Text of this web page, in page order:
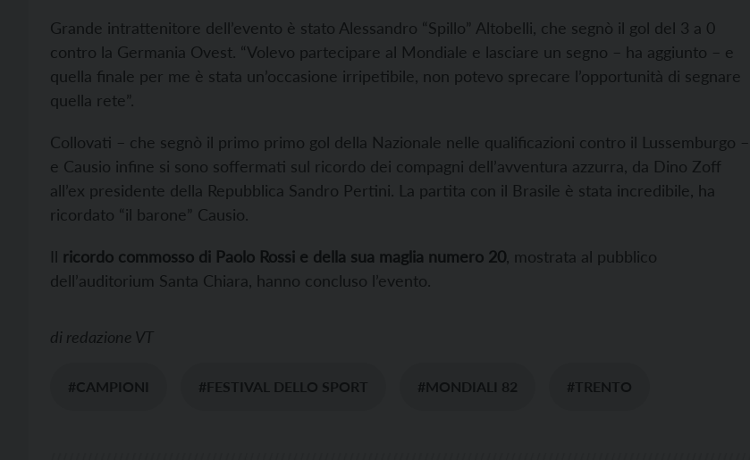
Grande intrattenitore dell’evento è stato Alessandro “Spillo” Altobelli, che segnò il gol del 3 a 0
contro la Germania Ovest. “Volevo partecipare al Mondiale e lasciare un segno – ha aggiunto – e
quella finale per me è stata un’occasione irripetibile, non potevo sprecare l’opportunità di segnare
quella rete”.
Collovati – che segnò il primo primo gol della Nazionale nelle qualificazioni contro il Lussemburgo –
e Causio infine si sono soffermati sul ricordo dei compagni dell’avventura azzurra, da Dino Zoff
all’ex presidente della Repubblica Sandro Pertini. La partita con il Brasile è stata incredibile, ha
ricordato “il barone” Causio.
Il ricordo commosso di Paolo Rossi e della sua maglia numero 20 , mostrata al pubblico
dell’auditorium Santa Chiara, hanno concluso l’evento.
di redazione VT
#CAMPIONI #FESTIVAL DELLO SPORT #MONDIALI 82 #TRENTO